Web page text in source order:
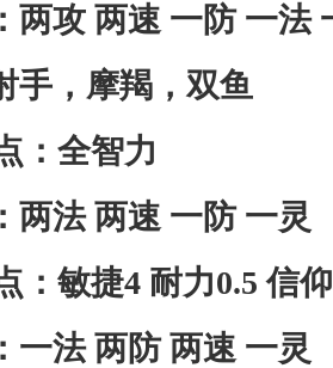
两攻 两速 一防 一法
手，摩羯，双鱼
：全智力
两法 两速 一防 一灵
：敏捷4 耐力0.5 信
一法 两防 两速 一灵